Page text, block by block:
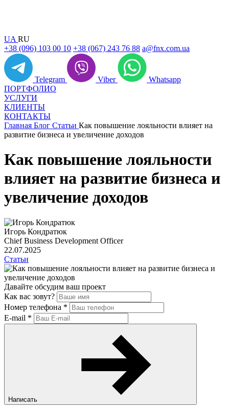
UA RU
+38 (096) 103 00 10 +38 (067) 243 76 88 a@fnx.com.ua
Telegram Viber
Whatsapp
ПОРТФОЛИО
УСЛУГИ
КЛИЕНТЫ
КОНТАКТЫ
Главная Блог Статьи Как повышение лояльности влияет на
развитие бизнеса и увеличение доходов
Как повышение лояльности
влияет на развитие бизнеса и
увеличение доходов
Игорь Кондратюк
Chief Business Development Officer
22.07.2025
Статьи
Давайте обсудим ваш проект
Как вас зовут?
Номер телефона *
E-mail *
Написать